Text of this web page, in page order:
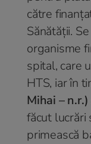
către
Sănătății.
organisme
spital, care
HTS, iar în
Mihai – n.r.)
făcut lucrări
primească